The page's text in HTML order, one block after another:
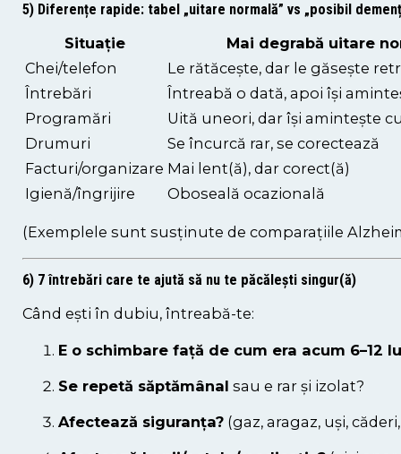
5) Diferențe rapide: tabel „uitare normală” vs „posibil
Situație
Mai degrabă uitare
Chei/telefon
Le rătăcește, dar le găsește
Întrebări
Întreabă o dată, apoi își
Programări
Uită uneori, dar își amintește
Drumuri
Se încurcă rar, se corectează
Facturi/organizare Mai lent(ă), dar corect(ă)
Igienă/îngrijire
Oboseală ocazională
(Exemplele sunt susținute de comparațiile
6) 7 întrebări care te ajută să nu te păcălești singur(ă)
Când ești în dubiu, întreabă-te:
E o schimbare față de cum era acum 6–12
Se repetă săptămânal sau e rar și izolat?
Afectează siguranța? (gaz, aragaz, uși,